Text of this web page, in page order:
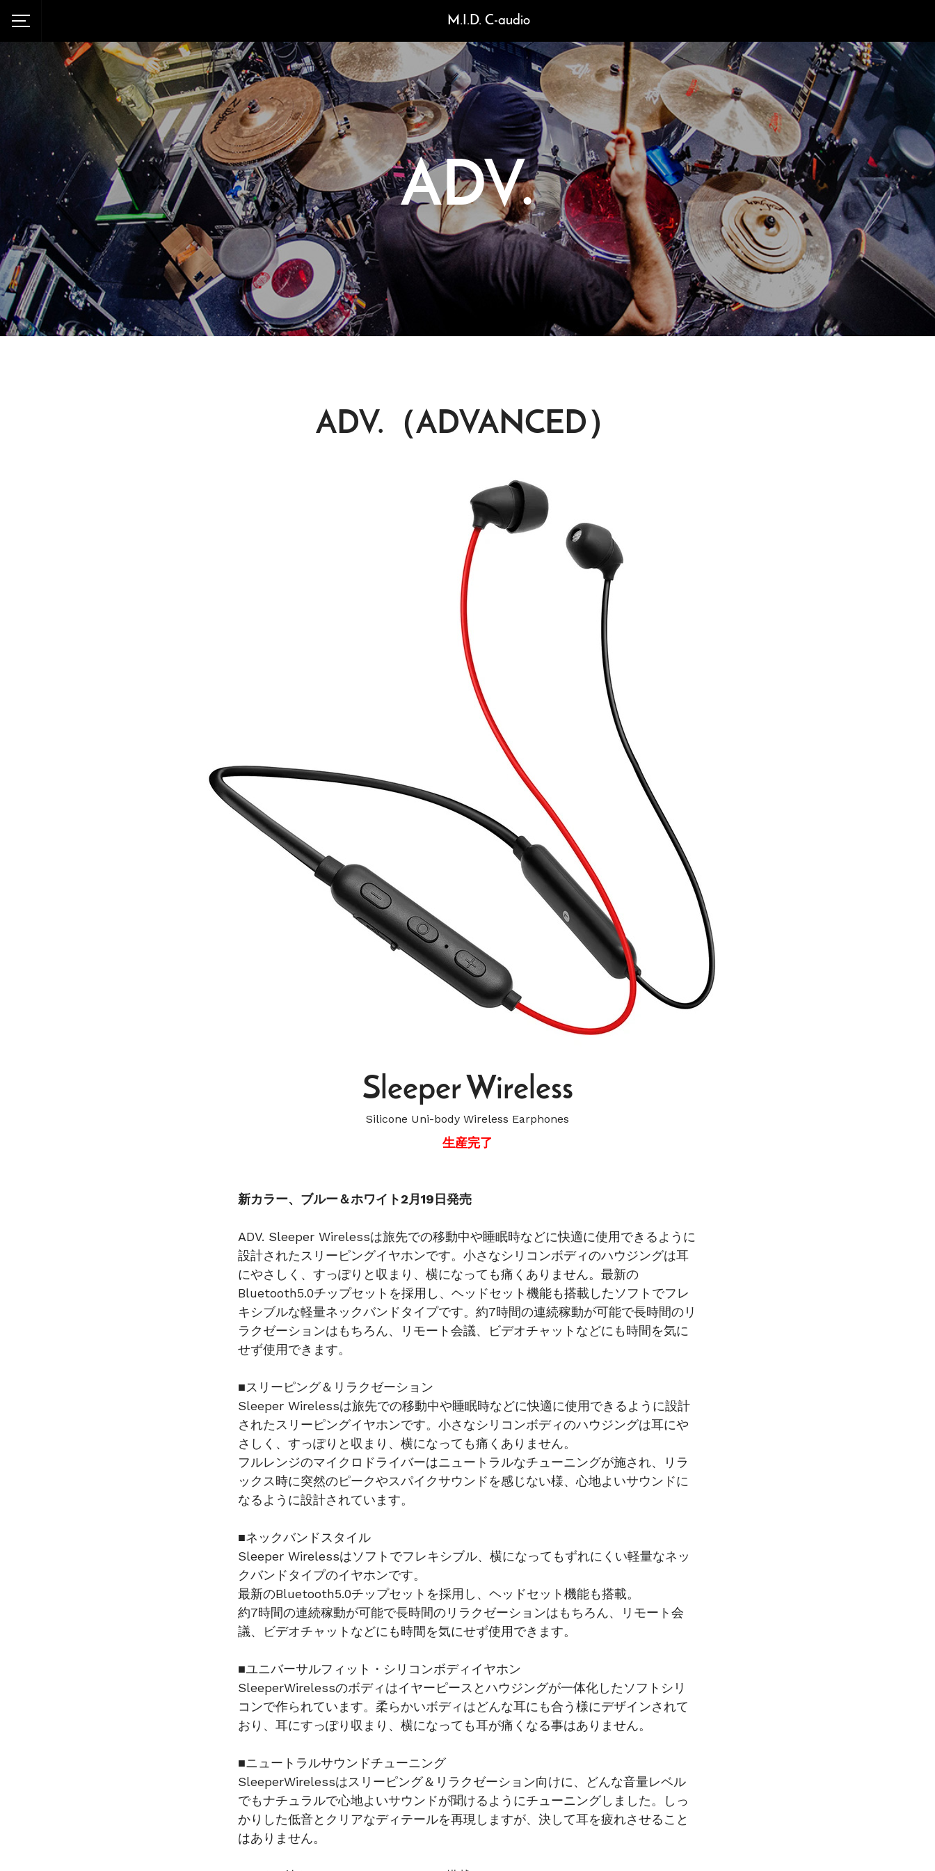
M.I.D. C-audio
ADV.
ADV.（ADVANCED）
Sleeper Wireless
Silicone Uni-body Wireless Earphones
生産完了
新カラー、ブルー＆ホワイト2月19日発売
ADV. Sleeper Wirelessは旅先での移動中や睡眠時などに快適に使用できるように
設計されたスリーピングイヤホンです。小さなシリコンボディのハウジングは耳
にやさしく、すっぽりと収まり、横になっても痛くありません。最新の
Bluetooth5.0チップセットを採用し、ヘッドセット機能も搭載したソフトでフレ
キシブルな軽量ネックバンドタイプです。約7時間の連続稼動が可能で長時間のリ
ラクゼーションはもちろん、リモート会議、ビデオチャットなどにも時間を気に
せず使用できます。
■スリーピング＆リラクゼーション
Sleeper Wirelessは旅先での移動中や睡眠時などに快適に使用できるように設計
されたスリーピングイヤホンです。小さなシリコンボディのハウジングは耳にや
さしく、すっぽりと収まり、横になっても痛くありません。
フルレンジのマイクロドライバーはニュートラルなチューニングが施され、リラ
ックス時に突然のピークやスパイクサウンドを感じない様、心地よいサウンドに
なるように設計されています。
■ネックバンドスタイル
Sleeper Wirelessはソフトでフレキシブル、横になってもずれにくい軽量なネッ
クバンドタイプのイヤホンです。
最新のBluetooth5.0チップセットを採用し、ヘッドセット機能も搭載。
約7時間の連続稼動が可能で長時間のリラクゼーションはもちろん、リモート会
議、ビデオチャットなどにも時間を気にせず使用できます。
■ユニバーサルフィット・シリコンボディイヤホン
SleeperWirelessのボディはイヤーピースとハウジングが一体化したソフトシリ
コンで作られています。柔らかいボディはどんな耳にも合う様にデザインされて
おり、耳にすっぽり収まり、横になっても耳が痛くなる事はありません。
■ニュートラルサウンドチューニング
SleeperWirelessはスリーピング＆リラクゼーション向けに、どんな音量レベル
でもナチュラルで心地よいサウンドが聞けるようにチューニングしました。しっ
かりした低音とクリアなディテールを再現しますが、決して耳を疲れさせること
はありません。